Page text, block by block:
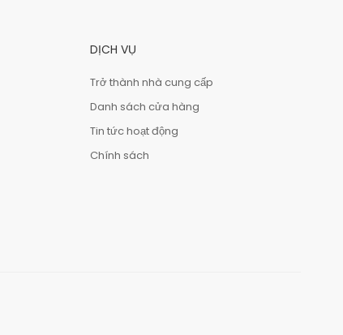
DỊCH VỤ
Trở thành nhà cung cấp
Danh sách cửa hàng
Tin tức hoạt động
Chính sách